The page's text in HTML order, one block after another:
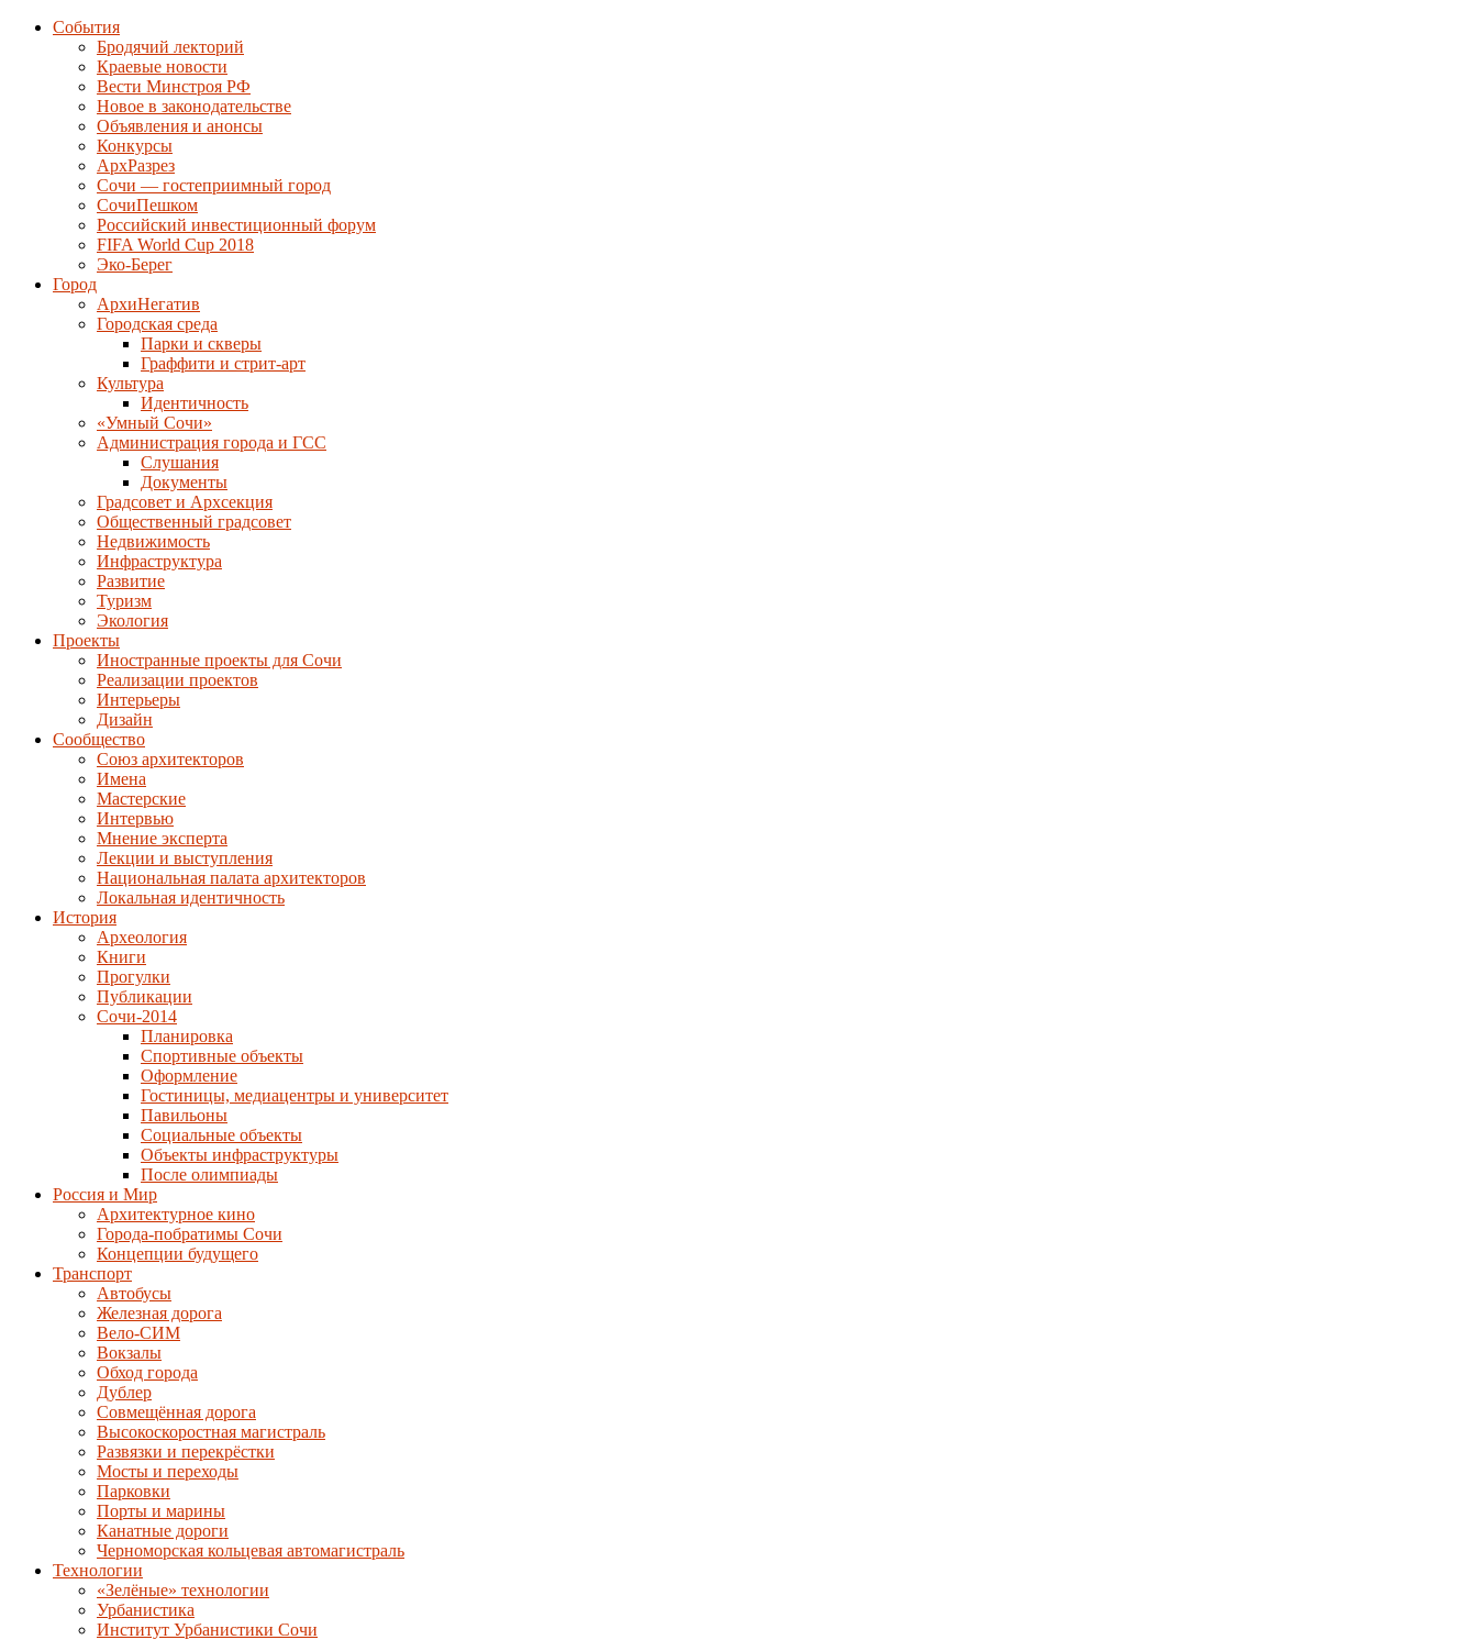
События
Бродячий лекторий
Краевые новости
Вести Минстроя РФ
Новое в законодательстве
Объявления и анонсы
Конкурсы
АрхРазрез
Сочи — гостеприимный город
СочиПешком
Российский инвестиционный форум
FIFA World Cup 2018
Эко-Берег
Город
АрхиНегатив
Городская среда
Парки и скверы
Граффити и стрит-арт
Культура
Идентичность
«Умный Сочи»
Администрация города и ГСС
Слушания
Документы
Градсовет и Архсекция
Общественный градсовет
Недвижимость
Инфраструктура
Развитие
Туризм
Экология
Проекты
Иностранные проекты для Сочи
Реализации проектов
Интерьеры
Дизайн
Сообщество
Союз архитекторов
Имена
Мастерские
Интервью
Мнение эксперта
Лекции и выступления
Национальная палата архитекторов
Локальная идентичность
История
Археология
Книги
Прогулки
Публикации
Сочи-2014
Планировка
Спортивные объекты
Оформление
Гостиницы, медиацентры и университет
Павильоны
Социальные объекты
Объекты инфраструктуры
После олимпиады
Россия и Мир
Архитектурное кино
Города-побратимы Сочи
Концепции будущего
Транспорт
Автобусы
Железная дорога
Вело-СИМ
Вокзалы
Обход города
Дублер
Совмещённая дорога
Высокоскоростная магистраль
Развязки и перекрёстки
Мосты и переходы
Парковки
Порты и марины
Канатные дороги
Черноморская кольцевая автомагистраль
Технологии
«Зелёные» технологии
Урбанистика
Институт Урбанистики Сочи